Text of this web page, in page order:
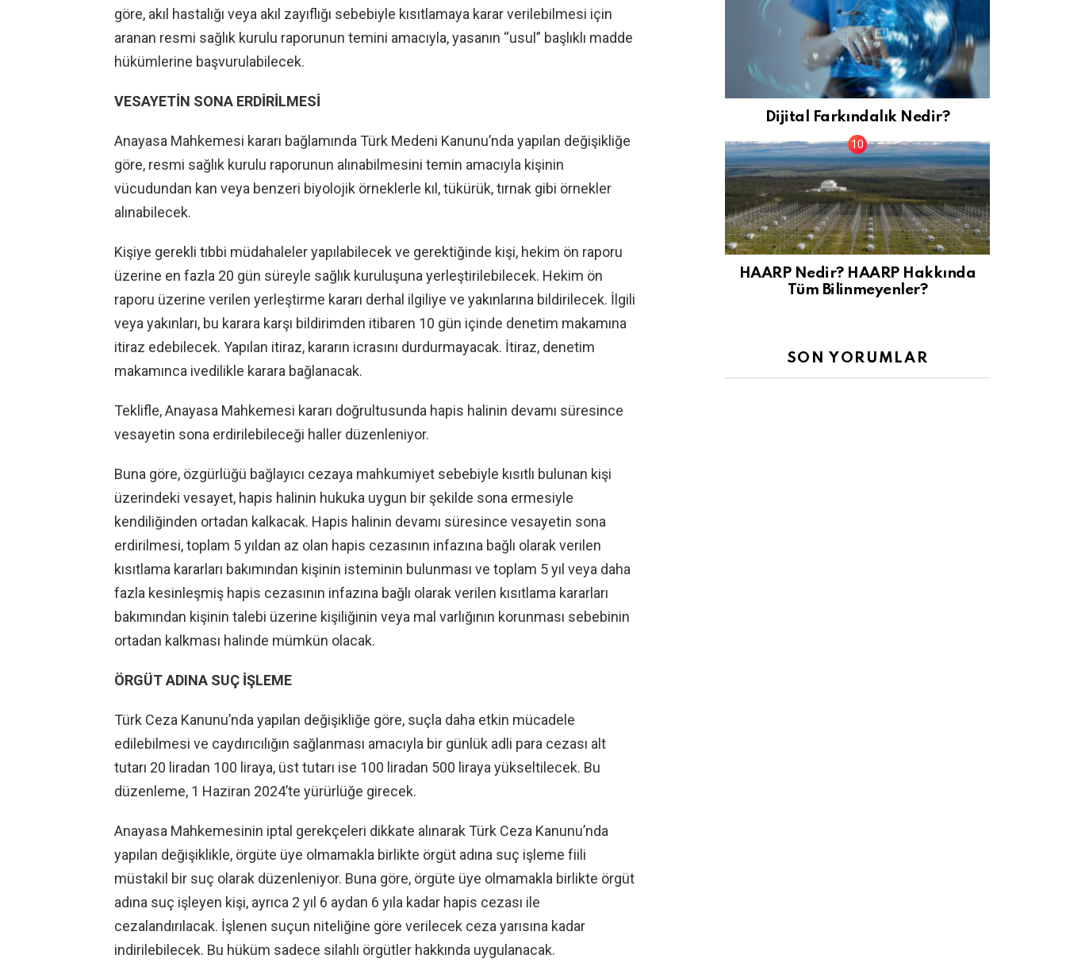
göre, akıl hastalığı veya akıl zayıflığı sebebiyle kısıtlamaya karar verilebilmesi için
aranan resmi sağlık kurulu raporunun temini amacıyla, yasanın “usul” başlıklı madde
hükümlerine başvurulabilecek.
VESAYETİN SONA ERDİRİLMESİ
Anayasa Mahkemesi kararı bağlamında Türk Medeni Kanunu’nda yapılan değişikliğe
göre, resmi sağlık kurulu raporunun alınabilmesini temin amacıyla kişinin
vücudundan kan veya benzeri biyolojik örneklerle kıl, tükürük, tırnak gibi örnekler
alınabilecek.
Kişiye gerekli tıbbi müdahaleler yapılabilecek ve gerektiğinde kişi, hekim ön raporu
üzerine en fazla 20 gün süreyle sağlık kuruluşuna yerleştirilebilecek. Hekim ön
raporu üzerine verilen yerleştirme kararı derhal ilgiliye ve yakınlarına bildirilecek. İlgili
veya yakınları, bu karara karşı bildirimden itibaren 10 gün içinde denetim makamına
itiraz edebilecek. Yapılan itiraz, kararın icrasını durdurmayacak. İtiraz, denetim
makamınca ivedilikle karara bağlanacak.
Teklifle, Anayasa Mahkemesi kararı doğrultusunda hapis halinin devamı süresince
vesayetin sona erdirilebileceği haller düzenleniyor.
Buna göre, özgürlüğü bağlayıcı cezaya mahkumiyet sebebiyle kısıtlı bulunan kişi
üzerindeki vesayet, hapis halinin hukuka uygun bir şekilde sona ermesiyle
kendiliğinden ortadan kalkacak. Hapis halinin devamı süresince vesayetin sona
erdirilmesi, toplam 5 yıldan az olan hapis cezasının infazına bağlı olarak verilen
kısıtlama kararları bakımından kişinin isteminin bulunması ve toplam 5 yıl veya daha
fazla kesinleşmiş hapis cezasının infazına bağlı olarak verilen kısıtlama kararları
bakımından kişinin talebi üzerine kişiliğinin veya mal varlığının korunması sebebinin
ortadan kalkması halinde mümkün olacak.
ÖRGÜT ADINA SUÇ İŞLEME
Türk Ceza Kanunu’nda yapılan değişikliğe göre, suçla daha etkin mücadele
edilebilmesi ve caydırıcılığın sağlanması amacıyla bir günlük adli para cezası alt
tutarı 20 liradan 100 liraya, üst tutarı ise 100 liradan 500 liraya yükseltilecek. Bu
düzenleme, 1 Haziran 2024’te yürürlüğe girecek.
Anayasa Mahkemesinin iptal gerekçeleri dikkate alınarak Türk Ceza Kanunu’nda
yapılan değişiklikle, örgüte üye olmamakla birlikte örgüt adına suç işleme fiili
müstakil bir suç olarak düzenleniyor. Buna göre, örgüte üye olmamakla birlikte örgüt
adına suç işleyen kişi, ayrıca 2 yıl 6 aydan 6 yıla kadar hapis cezası ile
cezalandırılacak. İşlenen suçun niteliğine göre verilecek ceza yarısına kadar
indirilebilecek. Bu hüküm sadece silahlı örgütler hakkında uygulanacak.
Dijital Farkındalık Nedir?
HAARP Nedir? HAARP Hakkında
Tüm Bilinmeyenler?
SON YORUMLAR